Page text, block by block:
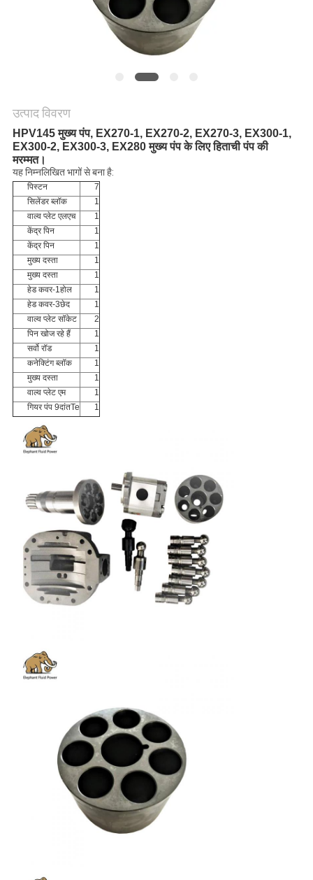
उत्पाद विवरण
HPV145 मुख्य पंप, EX270-1, EX270-2, EX270-3, EX300-1,
EX300-2, EX300-3, EX280 मुख्य पंप के लिए हिताची पंप की
मरम्मत।
यह निम्नलिखित भागों से बना है:
पिस्टन
7
सिलेंडर ब्लॉक
1
वाल्व प्लेट एलएच
1
केंद्र पिन
1
केंद्र पिन
1
मुख्य दस्ता
1
मुख्य दस्ता
1
हेड कवर-1होल
1
हेड कवर-3छेद
1
वाल्व प्लेट सॉकेट
2
पिन खोज रहे हैं
1
सर्वो रॉड
1
कनेक्टिंग ब्लॉक
1
मुख्य दस्ता
1
वाल्व प्लेट एम
1
गियर पंप 9दांतTe
1